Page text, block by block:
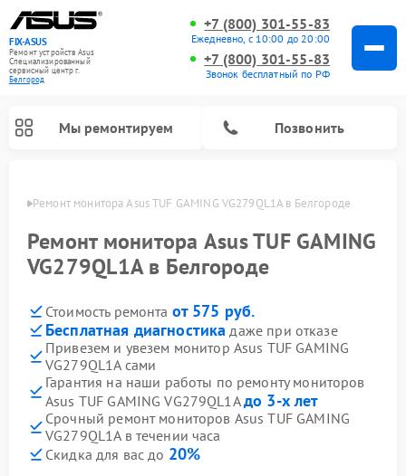
FIX-ASUS
Ремонт устройств Asus
Специализированный
cервисный центр г.
Белгород
+7 (800) 301-55-83
Ежедневно, с 10:00 до 20:00
+7 (800) 301-55-83
Звонок бесплатный по РФ
Мы ремонтируем Позвонить
Ремонт монитора Asus TUF GAMING VG279QL1A в Белгороде
Ремонт монитора Asus TUF GAMING
VG279QL1A в Белгороде
Стоимость ремонта от 575 руб.
Бесплатная диагностика даже при отказе
Привезем и увезем монитор Asus TUF GAMING
VG279QL1A сами
Гарантия на наши работы по ремонту мониторов
Asus TUF GAMING VG279QL1Aдо 3-х лет
Срочный ремонт мониторов Asus TUF GAMING
VG279QL1A в течении часа
Скидка для вас до 20%